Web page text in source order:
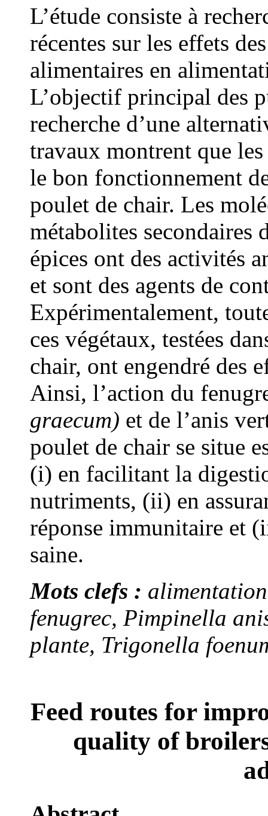
L’étude consiste à
récentes sur les effets
alimentaires en
L’objectif principal des
recherche d’une
travaux montrent que
le bon fonctionnement
poulet de chair. Les
métabolites secondaires
épices ont des activités
et sont des agents de
Expérimentalement,
ces végétaux, testées
chair, ont engendré des
Ainsi, l’action du
graecum) et de l’anis
poulet de chair se situe
(i) en facilitant la
nutriments, (ii) en
réponse immunitaire et
saine.
Mots clefs :
fenugrec, Pimpinella
plante, Trigonella
Feed routes for
quality of